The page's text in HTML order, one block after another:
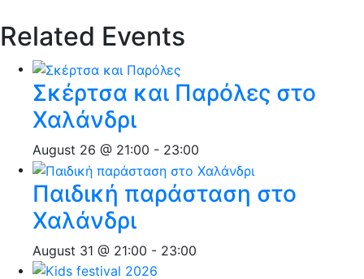
Related Events
Σκέρτσα και Παρόλες στο
Χαλάνδρι
August 26 @ 21:00 - 23:00
Παιδική παράσταση στο
Χαλάνδρι
August 31 @ 21:00 - 23:00